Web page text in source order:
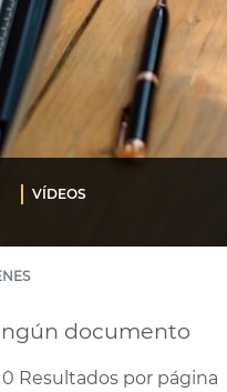
VÍDEOS
documento
Resultados por página